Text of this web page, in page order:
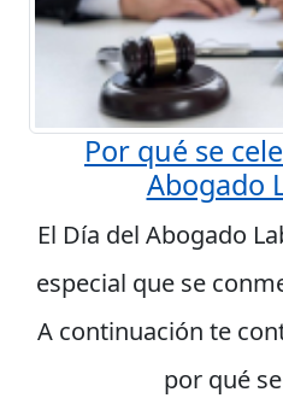
Por qué se
Abogado
El Día del Abogado
especial que se
A continuación te
por qué